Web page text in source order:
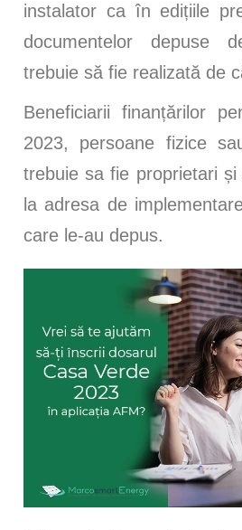
instalator ca în edițiile
documentelor depuse
trebuie să fie realizată de
Beneficiarii finanțărilor
2023, persoane fizice
trebuie sa fie proprietari și
la adresa de
care le-au depus.